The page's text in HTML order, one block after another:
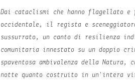
Dai cataclismi che hanno flagellato e
occidentale, il regista e sceneggiatore
sussurrato, un canto di resilienza
comunitaria innestato su un doppio
spaventosa ambivalenza della Natura,
notte quanto costruito in un'intera